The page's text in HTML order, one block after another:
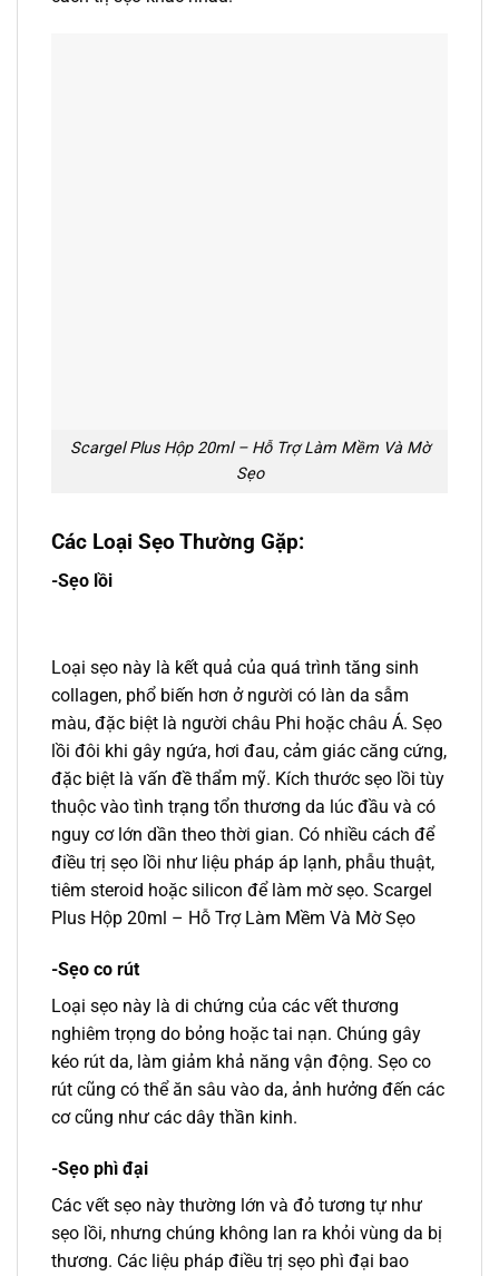
Scargel Plus Hộp 20ml – Hỗ Trợ Làm Mềm Và Mờ
Sẹo
Các Loại Sẹo Thường Gặp:
-Sẹo lồi
Loại sẹo này là kết quả của quá trình tăng sinh
collagen, phổ biến hơn ở người có làn da sẫm
màu, đặc biệt là người châu Phi hoặc châu Á. Sẹo
lồi đôi khi gây ngứa, hơi đau, cảm giác căng cứng,
đặc biệt là vấn đề thẩm mỹ. Kích thước sẹo lồi tùy
thuộc vào tình trạng tổn thương da lúc đầu và có
nguy cơ lớn dần theo thời gian. Có nhiều cách để
điều trị sẹo lồi như liệu pháp áp lạnh, phẫu thuật,
tiêm steroid hoặc silicon để làm mờ sẹo. Scargel
Plus Hộp 20ml – Hỗ Trợ Làm Mềm Và Mờ Sẹo
-Sẹo co rút
Loại sẹo này là di chứng của các vết thương
nghiêm trọng do bỏng hoặc tai nạn. Chúng gây
kéo rút da, làm giảm khả năng vận động. Sẹo co
rút cũng có thể ăn sâu vào da, ảnh hưởng đến các
cơ cũng như các dây thần kinh.
-Sẹo phì đại
Các vết sẹo này thường lớn và đỏ tương tự như
sẹo lồi, nhưng chúng không lan ra khỏi vùng da bị
thương. Các liệu pháp điều trị sẹo phì đại bao